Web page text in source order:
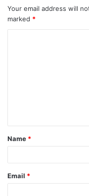
Your email address will
marked *
Name *
Email *